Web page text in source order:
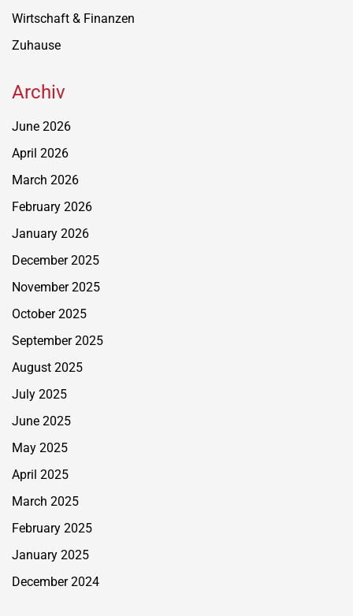
Wirtschaft & Finanzen
Zuhause
Archiv
June 2026
April 2026
March 2026
February 2026
January 2026
December 2025
November 2025
October 2025
September 2025
August 2025
July 2025
June 2025
May 2025
April 2025
March 2025
February 2025
January 2025
December 2024